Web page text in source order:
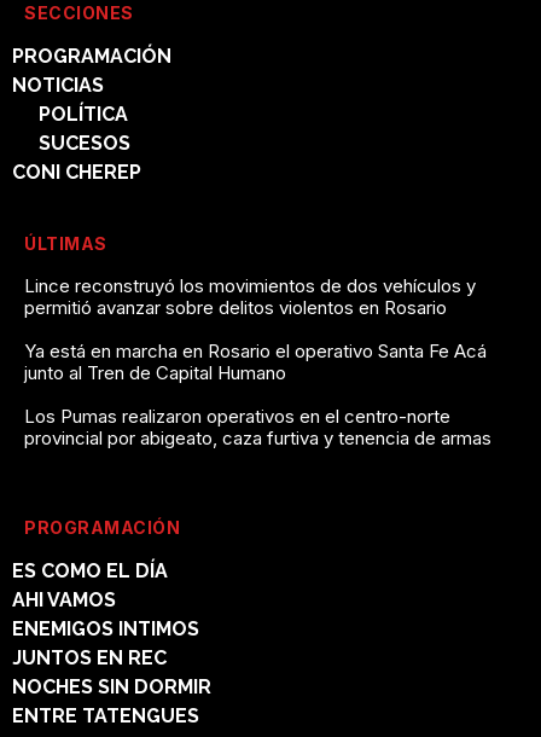
SECCIONES
PROGRAMACIÓN
NOTICIAS
POLÍTICA
SUCESOS
CONI CHEREP
ÚLTIMAS
Lince reconstruyó los movimientos de dos vehículos y
permitió avanzar sobre delitos violentos en Rosario
Ya está en marcha en Rosario el operativo Santa Fe Acá
junto al Tren de Capital Humano
Los Pumas realizaron operativos en el centro-norte
provincial por abigeato, caza furtiva y tenencia de armas
PROGRAMACIÓN
ES COMO EL DÍA
AHI VAMOS
ENEMIGOS INTIMOS
JUNTOS EN REC
NOCHES SIN DORMIR
ENTRE TATENGUES